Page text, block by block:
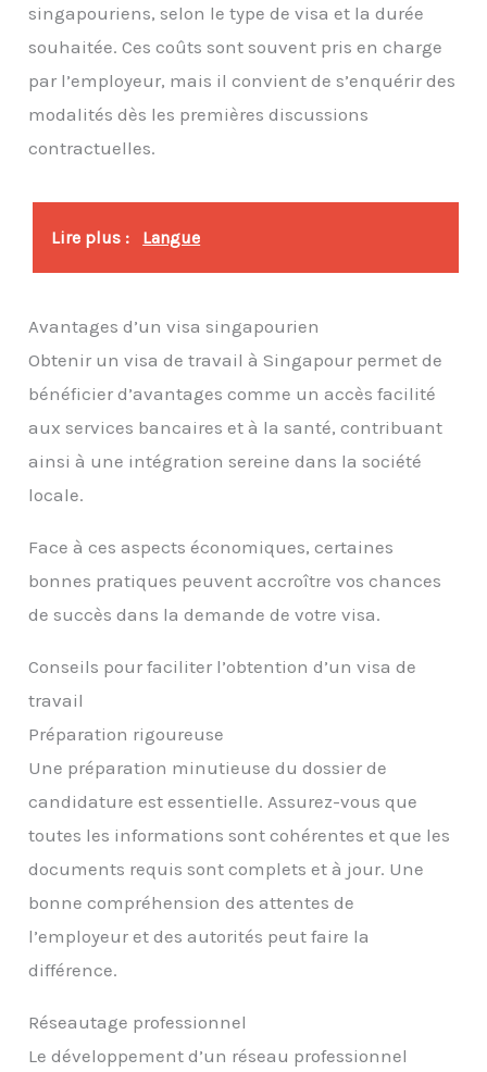
singapouriens, selon le type de visa et la durée
souhaitée. Ces coûts sont souvent pris en charge
par l’employeur, mais il convient de s’enquérir des
modalités dès les premières discussions
contractuelles.
Lire plus : Langue
Avantages d’un visa singapourien
Obtenir un visa de travail à Singapour permet de
bénéficier d’avantages comme un accès facilité
aux services bancaires et à la santé, contribuant
ainsi à une intégration sereine dans la société
locale.
Face à ces aspects économiques, certaines
bonnes pratiques peuvent accroître vos chances
de succès dans la demande de votre visa.
Conseils pour faciliter l’obtention d’un visa de
travail
Préparation rigoureuse
Une préparation minutieuse du dossier de
candidature est essentielle. Assurez-vous que
toutes les informations sont cohérentes et que les
documents requis sont complets et à jour. Une
bonne compréhension des attentes de
l’employeur et des autorités peut faire la
différence.
Réseautage professionnel
Le développement d’un réseau professionnel